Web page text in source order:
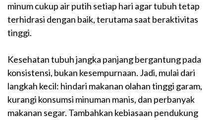
minum cukup air putih setiap hari agar tubuh tetap
terhidrasi dengan baik, terutama saat beraktivitas
tinggi.
Kesehatan tubuh jangka panjang bergantung pada
konsistensi, bukan kesempurnaan. Jadi, mulai dari
langkah kecil: hindari makanan olahan tinggi garam,
kurangi konsumsi minuman manis, dan perbanyak
makanan segar. Tambahkan kebiasaan pendukung